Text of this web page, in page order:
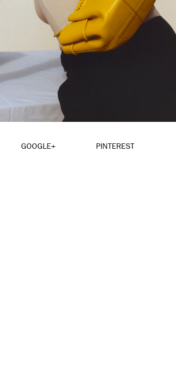
GOOGLE+ PINTEREST